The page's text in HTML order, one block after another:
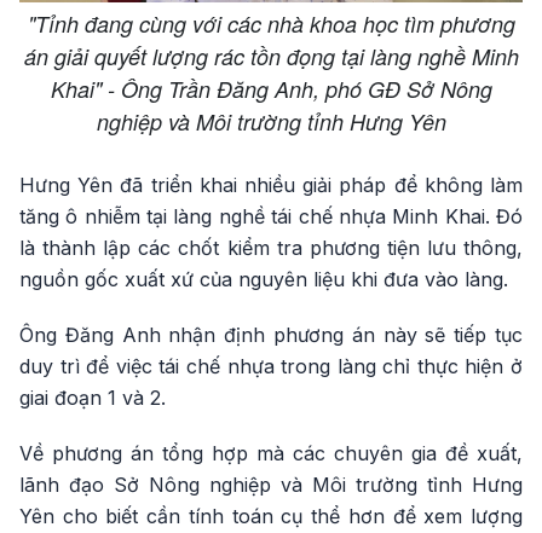
"Tỉnh đang cùng với các nhà khoa học tìm phương
án giải quyết lượng rác tồn đọng tại làng nghề Minh
Khai" - Ông Trần Đăng Anh, phó GĐ Sở Nông
nghiệp và Môi trường tỉnh Hưng Yên
Hưng Yên đã triển khai nhiều giải pháp để không làm
tăng ô nhiễm tại làng nghề tái chế nhựa Minh Khai. Đó
là thành lập các chốt kiểm tra phương tiện lưu thông,
nguồn gốc xuất xứ của nguyên liệu khi đưa vào làng.
Ông Đăng Anh nhận định phương án này sẽ tiếp tục
duy trì để việc tái chế nhựa trong làng chỉ thực hiện ở
giai đoạn 1 và 2.
Về phương án tổng hợp mà các chuyên gia đề xuất,
lãnh đạo Sở Nông nghiệp và Môi trường tỉnh Hưng
Yên cho biết cần tính toán cụ thể hơn để xem lượng